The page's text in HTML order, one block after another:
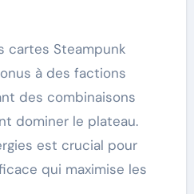
cartes Steampunk
à des factions
des combinaisons
dominer le plateau.
est crucial pour
qui maximise les